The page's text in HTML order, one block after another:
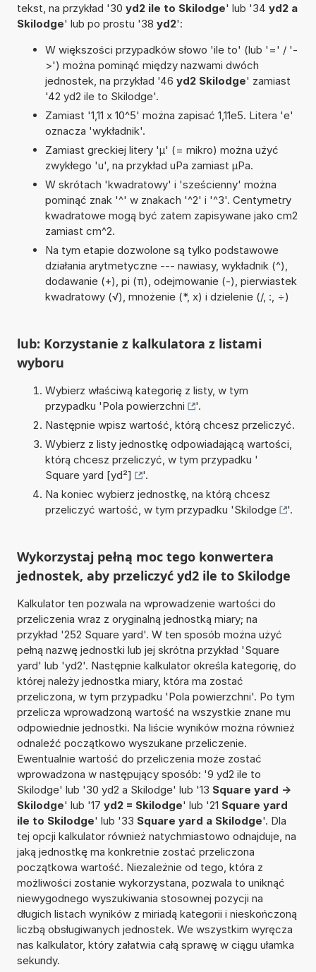
tekst, na przykład '30 yd2 ile to Skilodge' lub '34 yd2 a
Skilodge' lub po prostu '38 yd2':
W większości przypadków słowo 'ile to' (lub '=' / '-
>') można pominąć między nazwami dwóch
jednostek, na przykład '46 yd2 Skilodge' zamiast
'42 yd2 ile to Skilodge'.
Zamiast '1,11 x 10^5' można zapisać 1,11e5. Litera 'e'
oznacza 'wykładnik'.
Zamiast greckiej litery 'µ' (= mikro) można użyć
zwykłego 'u', na przykład uPa zamiast µPa.
W skrótach 'kwadratowy' i 'sześcienny' można
pominąć znak '^' w znakach '^2' i '^3'. Centymetry
kwadratowe mogą być zatem zapisywane jako cm2
zamiast cm^2.
Na tym etapie dozwolone są tylko podstawowe
działania arytmetyczne --- nawiasy, wykładnik (^),
dodawanie (+), pi (π), odejmowanie (-), pierwiastek
kwadratowy (√), mnożenie (*, x) i dzielenie (/, :, ÷)
lub: Korzystanie z kalkulatora z listami
wyboru
Wybierz właściwą kategorię z listy, w tym
przypadku 'Pola powierzchni
'.
Następnie wpisz wartość, którą chcesz przeliczyć.
Wybierz z listy jednostkę odpowiadającą wartości,
którą chcesz przeliczyć, w tym przypadku '
Square yard [yd²]
'.
Na koniec wybierz jednostkę, na którą chcesz
przeliczyć wartość, w tym przypadku 'Skilodge '.
Wykorzystaj pełną moc tego konwertera
jednostek, aby przeliczyć yd2 ile to Skilodge
Kalkulator ten pozwala na wprowadzenie wartości do
przeliczenia wraz z oryginalną jednostką miary; na
przykład '252 Square yard'. W ten sposób można użyć
pełną nazwę jednostki lub jej skrótna przykład 'Square
yard' lub 'yd2'. Następnie kalkulator określa kategorię, do
której należy jednostka miary, która ma zostać
przeliczona, w tym przypadku 'Pola powierzchni'. Po tym
przelicza wprowadzoną wartość na wszystkie znane mu
odpowiednie jednostki. Na liście wyników można również
odnaleźć początkowo wyszukane przeliczenie.
Ewentualnie wartość do przeliczenia może zostać
wprowadzona w następujący sposób: '9 yd2 ile to
Skilodge' lub '30 yd2 a Skilodge' lub '13 Square yard ->
Skilodge' lub '17 yd2 = Skilodge' lub '21 Square yard
ile to Skilodge' lub '33 Square yard a Skilodge'. Dla
tej opcji kalkulator również natychmiastowo odnajduje, na
jaką jednostkę ma konkretnie zostać przeliczona
początkowa wartość. Niezależnie od tego, która z
możliwości zostanie wykorzystana, pozwala to uniknąć
niewygodnego wyszukiwania stosownej pozycji na
długich listach wyników z miriadą kategorii i nieskończoną
liczbą obsługiwanych jednostek. We wszystkim wyręcza
nas kalkulator, który załatwia całą sprawę w ciągu ułamka
sekundy.